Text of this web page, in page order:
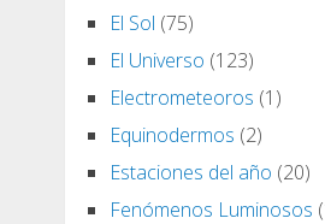
El Sol (75)
El Universo (123)
Electrometeoros (1)
Equinodermos (2)
Estaciones del año (20)
Fenómenos Luminosos